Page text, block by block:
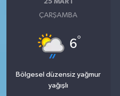
25 MART
ÇARŞAMBA
6°
Bölgesel düzensiz yağmur
yağışlı